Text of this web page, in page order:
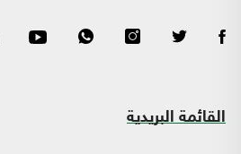
القائمة البريدية